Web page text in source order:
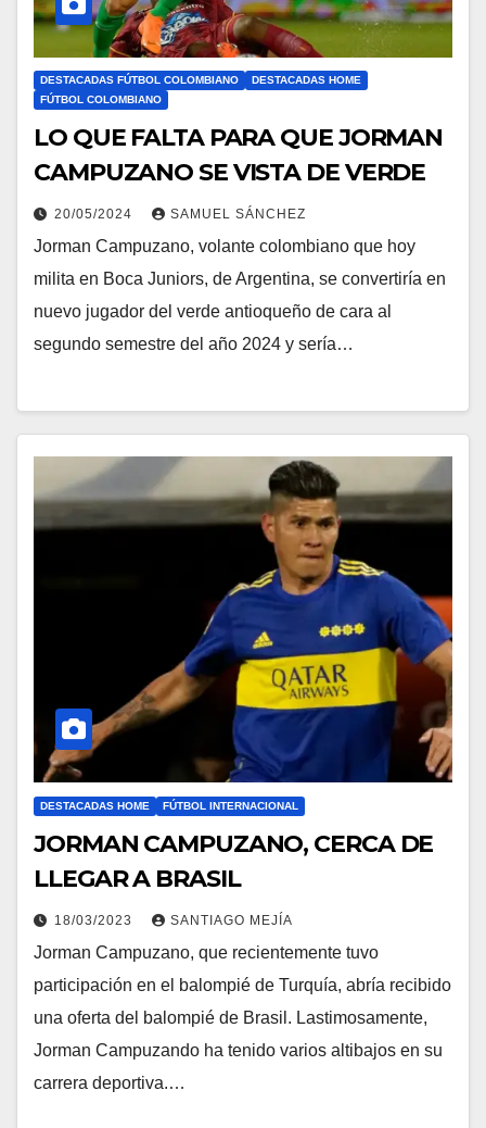
DESTACADAS FÚTBOL COLOMBIANO
DESTACADAS HOME
FÚTBOL COLOMBIANO
LO QUE FALTA PARA QUE JORMAN
CAMPUZANO SE VISTA DE VERDE
20/05/2024 SAMUEL SÁNCHEZ
Jorman Campuzano, volante colombiano que hoy
milita en Boca Juniors, de Argentina, se convertiría en
nuevo jugador del verde antioqueño de cara al
segundo semestre del año 2024 y sería…
DESTACADAS HOME FÚTBOL INTERNACIONAL
JORMAN CAMPUZANO, CERCA DE
LLEGAR A BRASIL
18/03/2023 SANTIAGO MEJÍA
Jorman Campuzano, que recientemente tuvo
participación en el balompié de Turquía, abría recibido
una oferta del balompié de Brasil. Lastimosamente,
Jorman Campuzando ha tenido varios altibajos en su
carrera deportiva.…